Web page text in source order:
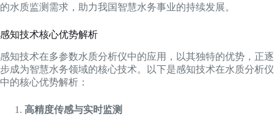
的水质监测需求，助力我国智慧水务事业的持续发展。
感知技术核心优势解析
感知技术在多参数水质分析仪中的应用，以其独特的优势，正逐
步成为智慧水务领域的核心技术。以下是感知技术在水质分析仪
中的核心优势解析：
高精度传感与实时监测